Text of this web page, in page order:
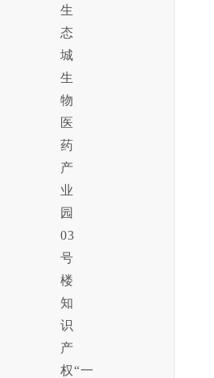
生
态
城
生
物
医
药
产
业
园
03
号
楼
知
识
产
权“一